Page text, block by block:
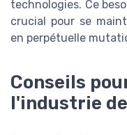
technologies. Ce
crucial pour se
en perpétuelle
Conseils
l'industrie